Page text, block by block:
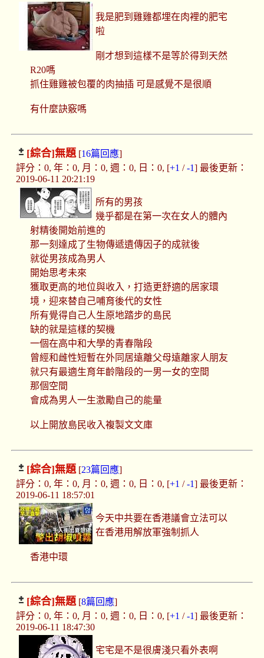
我是肥到雞雞都埋在肉裡的肥宅
啦
剛才想到這樣不是等於得到天然
R20嗎
抓住雞雞被包覆的肉抽插 可是感覺不是很順
有什麼訣竅嗎
[綜合]無題[16篇回應]
評分：0, 年：0, 月：0, 週：0, 日：0, [+1 /-1] 最後更新：
2019-06-11 20:21:19
所有的男孩
幾乎都是在第一次在女人的體內
射精後開始前進的
那一刻達成了生物傳遞遺傳因子的成就後
就從男孩成為男人
開始思考未來
獲取更高的地位與收入，打造更舒適的居家環
境，迎來替自己哺育後代的女性
所有覺得自己人生原地踏步的島民
缺的就是這樣的契機
一個在高中和大學的青春階段
曾經和雌性短暫在外同居遠離父母遠離家人朋友
就只有最適生育年齡階段的一男一女的空間
那個空間
會成為男人一生激勵自己的能量
以上開放島民收入複製文文庫
[綜合]無題[23篇回應]
評分：0, 年：0, 月：0, 週：0, 日：0, [+1 /-1] 最後更新：
2019-06-11 18:57:01
今天中共要在香港議會立法可以
在香港用解放軍強制抓人
香港中環
[綜合]無題[8篇回應]
評分：0, 年：0, 月：0, 週：0, 日：0, [+1 /-1] 最後更新：
2019-06-11 18:47:30
宅宅是不是很膚淺只看外表啊